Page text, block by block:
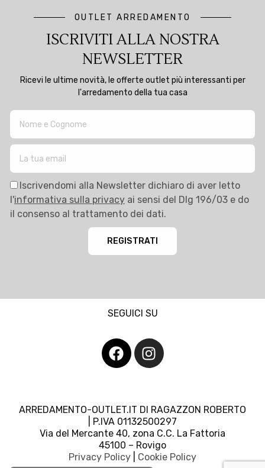
OUTLET ARREDAMENTO
ISCRIVITI ALLA NOSTRA
NEWSLETTER
Ricevi le ultime novità, le offerte outlet più interessanti per
l'arredamento della tua casa
Iscrivendomi alla Newsletter dichiaro di aver letto
l'informativa sulla privacy ai sensi del Dlg 196/03 e do
il consenso al trattamento dei dati.
REGISTRATI
SEGUICI SU
ARREDAMENTO-OUTLET.IT DI RAGAZZON ROBERTO
| P.IVA 01132500297
Via del Mercante 40, zona C.C. La Fattoria
45100 – Rovigo
Privacy Policy
Cookie Policy